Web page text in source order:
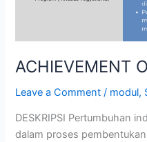
ACHIEVEMENT
Leave a Comment / modul,
DESKRIPSI Pertumbuhan
dalam proses